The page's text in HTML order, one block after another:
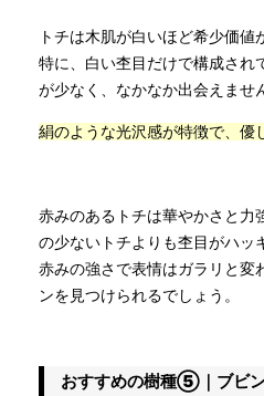
トチは木肌が白いほど希少価値
特に、白い杢目だけで構成され
が少なく、なかなか出会えませ
絹のような光沢感が特徴で、優
赤みのあるトチは華やかさと力
の少ないトチよりも杢目がハッ
赤みの強さで表情はガラリと変
ンを見つけられるでしょう。
おすすめの樹種⑤｜ブビ